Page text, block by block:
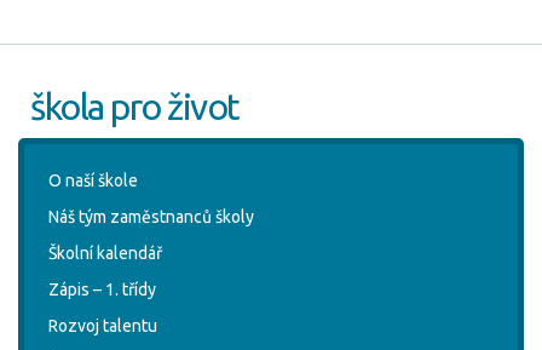
škola pro život
O naší škole
Náš tým zaměstnanců školy
Školní kalendář
Zápis – 1. třídy
Rozvoj talentu